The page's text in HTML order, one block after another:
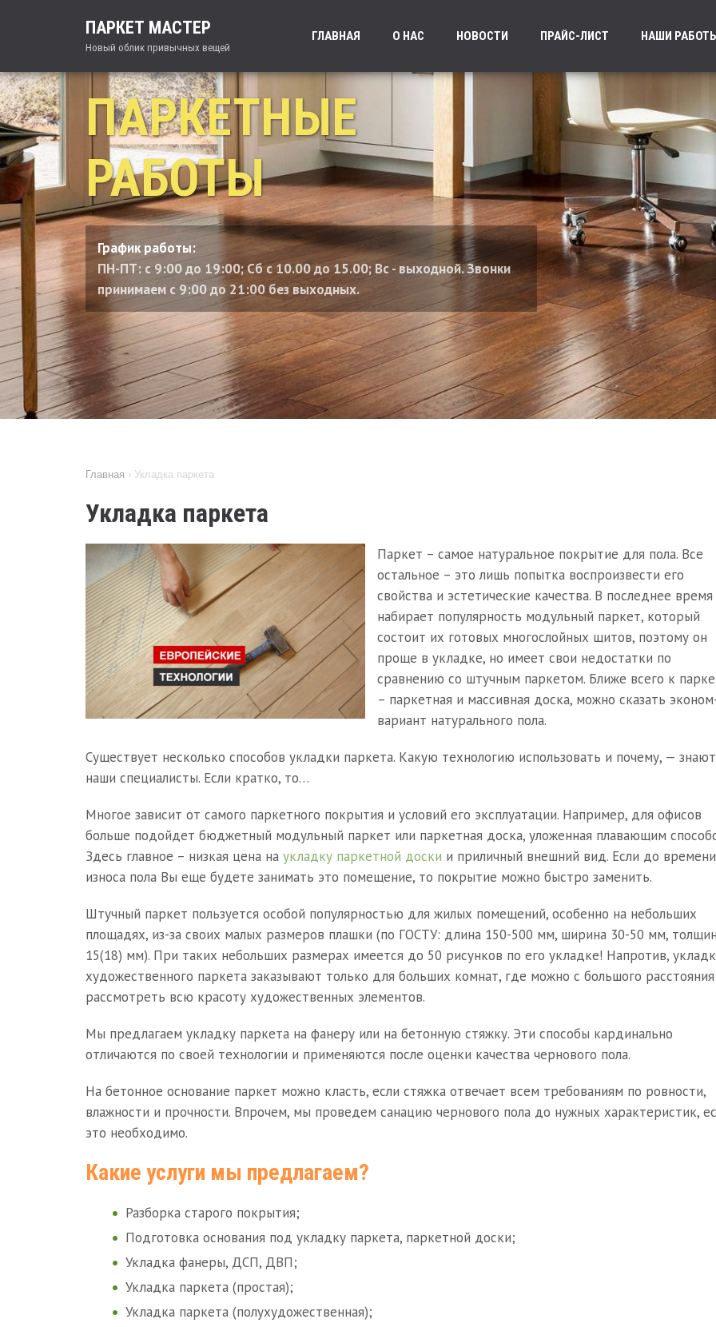
ПАРКЕТ МАСТЕР
Новый облик привычных вещей
ГЛАВНАЯ О НАС НОВОСТИ ПРАЙС-ЛИСТ НАШИ
ПАРКЕТНЫЕ
РАБОТЫ
График работы:
ПН-ПТ: с 9:00 до 19:00; Сб с 10.00 до 15.00; Вс - выходной. Звонки
принимаем с 9:00 до 21:00 без выходных.
Главная › Укладка паркета
Укладка паркета
Паркет – самое натуральное покрытие для пола. Все
остальное – это лишь попытка воспроизвести его
свойства и эстетические качества. В последнее время
набирает популярность модульный паркет, который
состоит их готовых многослойных щитов, поэтому он
проще в укладке, но имеет свои недостатки по
сравнению со штучным паркетом. Ближе всего к
– паркетная и массивная доска, можно сказать
вариант натурального пола.
Существует несколько способов укладки паркета. Какую технологию использовать и почему, — знают
наши специалисты. Если кратко, то…
Многое зависит от самого паркетного покрытия и условий его эксплуатации. Например, для офисов
больше подойдет бюджетный модульный паркет или паркетная доска, уложенная плавающим
Здесь главное – низкая цена на укладку паркетной доски и приличный внешний вид. Если до времени
износа пола Вы еще будете занимать это помещение, то покрытие можно быстро заменить.
Штучный паркет пользуется особой популярностью для жилых помещений, особенно на небольших
площадях, из-за своих малых размеров плашки (по ГОСТУ: длина 150-500 мм, ширина 30-50 мм,
15(18) мм). При таких небольших размерах имеется до 50 рисунков по его укладке! Напротив,
художественного паркета заказывают только для больших комнат, где можно с большого расстояния
рассмотреть всю красоту художественных элементов.
Мы предлагаем укладку паркета на фанеру или на бетонную стяжку. Эти способы кардинально
отличаются по своей технологии и применяются после оценки качества чернового пола.
На бетонное основание паркет можно класть, если стяжка отвечает всем требованиям по ровности,
влажности и прочности. Впрочем, мы проведем санацию чернового пола до нужных характеристик,
это необходимо.
Какие услуги мы предлагаем?
Разборка старого покрытия;
Подготовка основания под укладку паркета, паркетной доски;
Укладка фанеры, ДСП, ДВП;
Укладка паркета (простая);
Укладка паркета (полухудожественная);